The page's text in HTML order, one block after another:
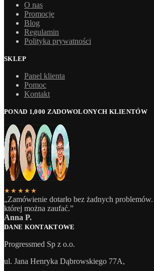
O nas
Promocje
Blog
Regulamin
Polityka prywatności
SKLEP
Panel klienta
Pomoc
Kontakt
PONAD 1,000 ZADOWOLONYCH KLIENTÓW
★★★★★
„Zamówienie dotarło bez żadnych
której można zaufać.”
Anna P.
DANE KONTAKTOWE
Progressmed Sp z o.o.
ul. Jana Henryka Dąbrowskiego 77A,